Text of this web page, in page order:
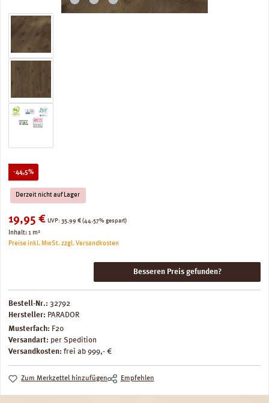
-44,5%Rabatt
Derzeit nicht auf Lager
Verkaufspreis:
19,95 € UVP: Regulärer Preis:
35,99 € (44.57% gespart)
Inhalt:1 m²
Preise inkl. MwSt. zzgl. Versandkosten
Besseren Preis gefunden?
Bestell-Nr.: 32792
Hersteller: PARADOR
Musterfach: F20
Versandart: per Spedition
Versandkosten: frei ab 999,- €
Zum Merkzettel hinzufügen Empfehlen